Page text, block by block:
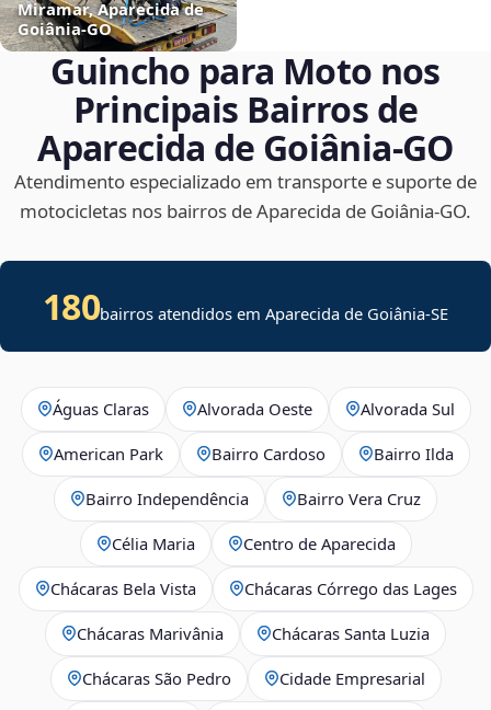
Miramar, Aparecida de
Goiânia‑GO
Guincho para Moto nos
Principais Bairros de
Aparecida de Goiânia‑GO
Atendimento especializado em transporte e suporte de
motocicletas nos bairros de Aparecida de Goiânia‑GO.
180bairros atendidos emAparecida de Goiânia-SE
Águas Claras Alvorada Oeste Alvorada Sul
American Park Bairro Cardoso Bairro Ilda
Bairro Independência Bairro Vera Cruz
Célia Maria Centro de Aparecida
Chácaras Bela Vista Chácaras Córrego das Lages
Chácaras Marivânia Chácaras Santa Luzia
Chácaras São Pedro Cidade Empresarial